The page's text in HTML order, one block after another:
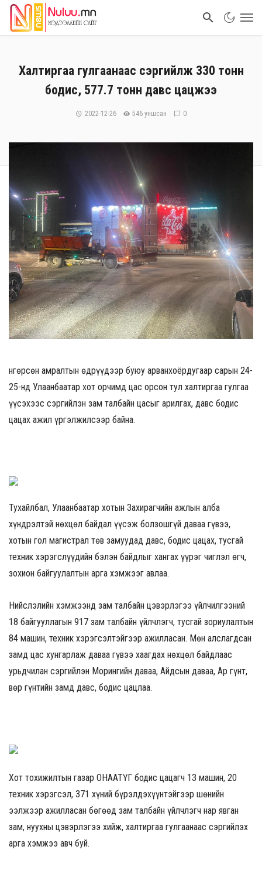
Халтиргаа гулгаанаас сэргийлж 330 тонн
бодис, 577.7 тонн давс цацжээ
2022-12-26 546 уншсан 0
Өнгөрсөн амралтын өдрүүдээр буюу арванхоёрдугаар сарын 24-
25-нд Улаанбаатар хот орчимд цас орсон тул халтиргаа гулгаа
үүсэхээс сэргийлэн зам талбайн цасыг арилгах, давс бодис
цацах ажил үргэлжилсээр байна.
Тухайлбал, Улаанбаатар хотын Захирагчийн ажлын алба
хүндрэлтэй нөхцөл байдал үүсэж болзошгүй даваа гүвээ,
хотын гол магистрал төв замуудад давс, бодис цацах, тусгай
техник хэрэгслүүдийн бэлэн байдлыг хангах үүрэг чиглэл өгч,
зохион байгуулалтын арга хэмжээг авлаа.
Нийслэлийн хэмжээнд зам талбайн цэвэрлэгээ үйлчилгээний
18 байгууллагын 917 зам талбайн үйлчлэгч, тусгай зориулалтын
84 машин, техник хэрэгсэлтэйгээр ажилласан. Мөн алслагдсан
замд цас хунгарлаж даваа гүвээ хаагдах нөхцөл байдлаас
урьдчилан сэргийлэн Морингийн даваа, Айдсын даваа, Ар гүнт,
Өвөр гүнтийн замд давс, бодис цацлаа.
Хот тохижилтын газар ОНӨААТҮГ бодис цацагч 13 машин, 20
техник хэрэгсэл, 371 хүний бүрэлдэхүүнтэйгээр шөнийн
ээлжээр ажилласан бөгөөд зам талбайн үйлчлэгч нар явган
зам, нуухны цэвэрлэгээ хийж, халтиргаа гулгаанаас сэргийлэх
арга хэмжээ авч буй.